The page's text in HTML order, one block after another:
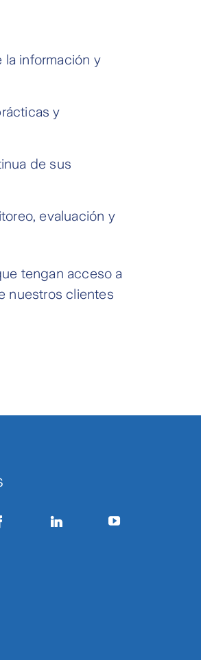
información y
y
de sus
evaluación y
tengan acceso a
nuestros clientes